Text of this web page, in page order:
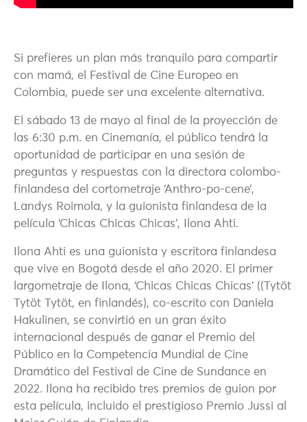
Si prefieres un plan más tranquilo para compartir
con mamá, el Festival de Cine Europeo en
Colombia, puede ser una excelente alternativa.
El sábado 13 de mayo al final de la proyección de
las 6:30 p.m. en Cinemanía, el público tendrá la
oportunidad de participar en una sesión de
preguntas y respuestas con la directora colombo-
finlandesa del cortometraje ‘Anthro-po-cene’,
Landys Roimola, y la guionista finlandesa de la
película ‘Chicas Chicas Chicas’, Ilona Ahti.
Ilona Ahti es una guionista y escritora finlandesa
que vive en Bogotá desde el año 2020. El primer
largometraje de Ilona, ‘Chicas Chicas Chicas’ ((Tytöt
Tytöt Tytöt, en finlandés), co-escrito con Daniela
Hakulinen, se convirtió en un gran éxito
internacional después de ganar el Premio del
Público en la Competencia Mundial de Cine
Dramático del Festival de Cine de Sundance en
2022. Ilona ha recibido tres premios de guion por
esta película, incluido el prestigioso Premio Jussi al